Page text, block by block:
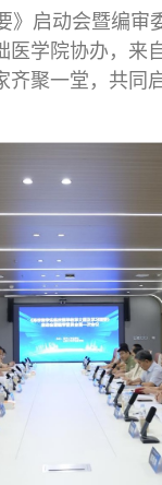
启动会暨编审
学院协办，
聚一堂，共